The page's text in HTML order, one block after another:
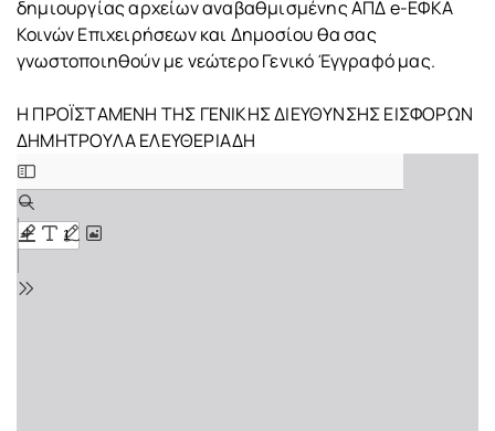
δημιουργίας αρχείων αναβαθμισμένης ΑΠΔ e-ΕΦΚΑ
Κοινών Επιχειρήσεων και Δημοσίου θα σας
γνωστοποιηθούν με νεώτερο Γενικό Έγγραφό μας.
Η ΠΡΟΪΣΤΑΜΕΝΗ ΤΗΣ ΓΕΝΙΚΗΣ ΔΙΕΥΘΥΝΣΗΣ ΕΙΣΦΟΡΩΝ
ΔΗΜΗΤΡΟΥΛΑ ΕΛΕΥΘΕΡΙΑΔΗ